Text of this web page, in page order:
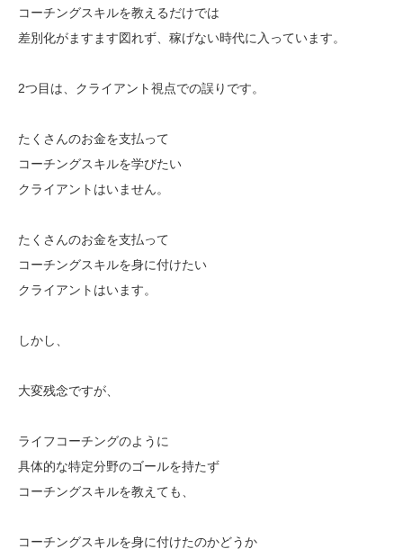
コーチングスキルを教えるだけでは
差別化がますます図れず、稼げない時代に入っています。
2つ目は、クライアント視点での誤りです。
たくさんのお金を支払って
コーチングスキルを学びたい
クライアントはいません。
たくさんのお金を支払って
コーチングスキルを身に付けたい
クライアントはいます。
しかし、
大変残念ですが、
ライフコーチングのように
具体的な特定分野のゴールを持たず
コーチングスキルを教えても、
コーチングスキルを身に付けたのかどうか